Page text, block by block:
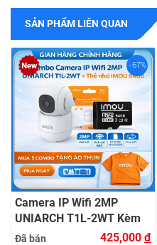
SẢN PHẨM LIÊN QUAN
-67%
Camera IP Wifi 2MP
UNIARCH T1L-2WT Kèm
Thẻ Nhớ IMOU 64GB |
Đã bán
425,000 đ